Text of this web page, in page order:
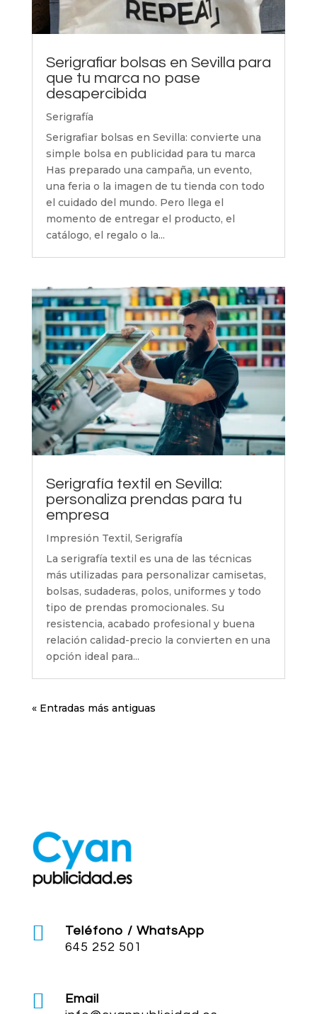
Serigrafiar bolsas en Sevilla para
que tu marca no pase
desapercibida
Serigrafía
Serigrafiar bolsas en Sevilla: convierte una
simple bolsa en publicidad para tu marca
Has preparado una campaña, un evento,
una feria o la imagen de tu tienda con todo
el cuidado del mundo. Pero llega el
momento de entregar el producto, el
catálogo, el regalo o la...
Serigrafía textil en Sevilla:
personaliza prendas para tu
empresa
Impresión Textil, Serigrafía
La serigrafía textil es una de las técnicas
más utilizadas para personalizar camisetas,
bolsas, sudaderas, polos, uniformes y todo
tipo de prendas promocionales. Su
resistencia, acabado profesional y buena
relación calidad-precio la convierten en una
opción ideal para...
« Entradas más antiguas

Teléfono / WhatsApp
645 252 501

Email